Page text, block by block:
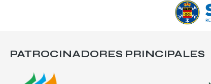
PATROCINADORES PRINCIPALES